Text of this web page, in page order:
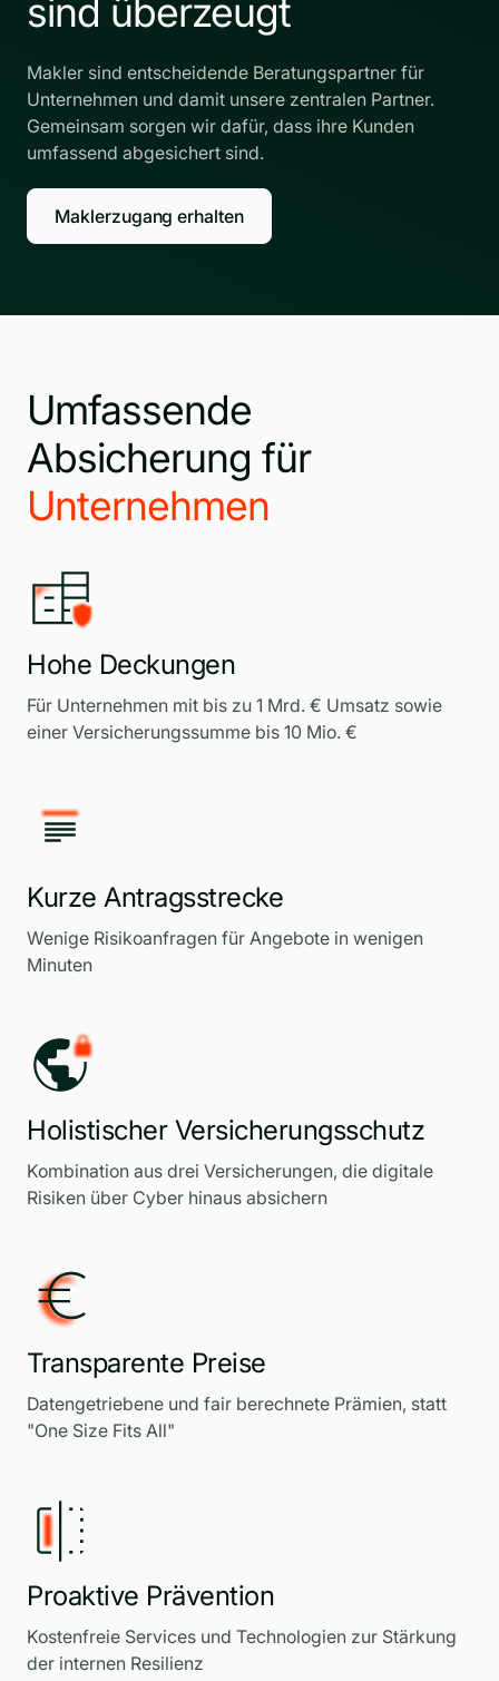
sind überzeugt
Makler sind entscheidende Beratungspartner für
Unternehmen und damit unsere zentralen Partner.
Gemeinsam sorgen wir dafür, dass ihre Kunden
umfassend abgesichert sind.
Maklerzugang erhalten
Umfassende
Absicherung für
Unternehmen
Hohe Deckungen
Für Unternehmen mit bis zu 1 Mrd. € Umsatz sowie
einer Versicherungssumme bis 10 Mio. €
Kurze Antragsstrecke
Wenige Risikoanfragen für Angebote in wenigen
Minuten
Holistischer Versicherungsschutz
Kombination aus drei Versicherungen, die digitale
Risiken über Cyber hinaus absichern
Transparente Preise
Datengetriebene und fair berechnete Prämien, statt
"One Size Fits All"
Proaktive Prävention
Kostenfreie Services und Technologien zur Stärkung
der internen Resilienz